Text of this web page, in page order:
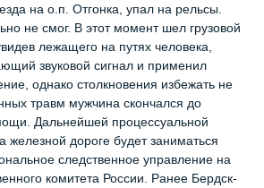
на о.п. Отгонка, упал на рельсы.
не смог. В этот момент шел грузовой
лежащего на путях человека,
звуковой сигнал и применил
однако столкновения избежать не
травм мужчина скончался до
Дальнейшей процессуальной
железной дороге будет заниматься
следственное управление на
комитета России. Ранее Бердск-